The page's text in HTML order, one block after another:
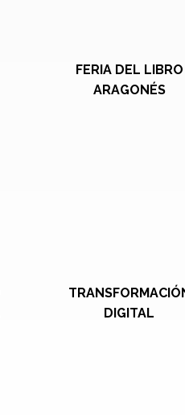
FERIA DEL LIBRO
ARAGONÉS
DIGITAL